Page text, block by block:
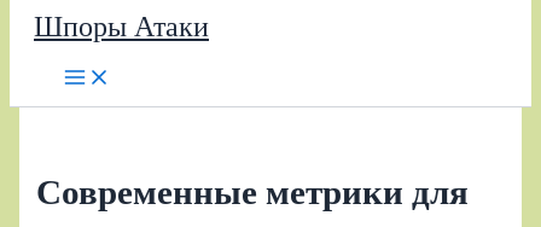
Шпоры Атаки
Современные метрики для